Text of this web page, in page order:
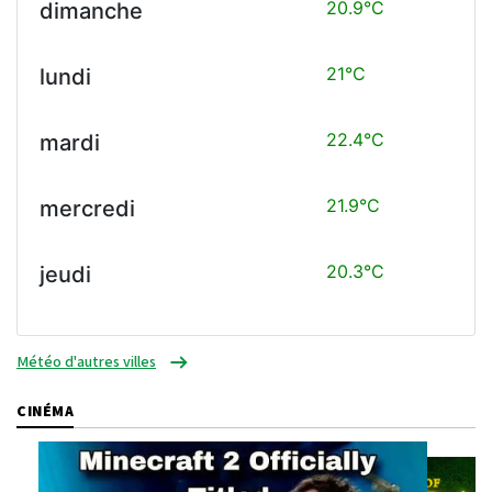
dimanche 20.9°C
lundi 21°C
mardi 22.4°C
mercredi 21.9°C
jeudi 20.3°C
Météo d'autres villes
CINÉMA